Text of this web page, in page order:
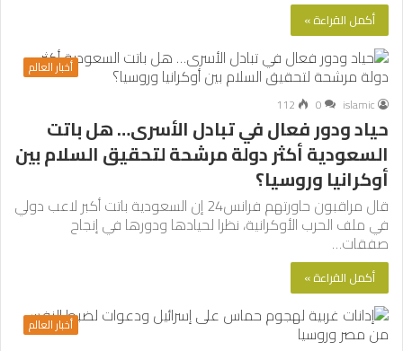
أكمل القراءة »
أخبار العالم
islamic
0
112
حياد ودور فعال في تبادل الأسرى… هل باتت
السعودية أكثر دولة مرشحة لتحقيق السلام بين
أوكرانيا وروسيا؟
قال مراقبون حاورتهم فرانس24 إن السعودية باتت أكبر لاعب دولي
في ملف الحرب الأوكرانية، نظرا لحيادها ودورها في إنجاح
صفقات…
أكمل القراءة »
أخبار العالم